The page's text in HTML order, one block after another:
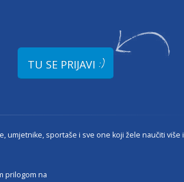
TU SE PRIJAVI :)
umjetnike, sportaše i sve one koji žele naučiti više i
prilogom na